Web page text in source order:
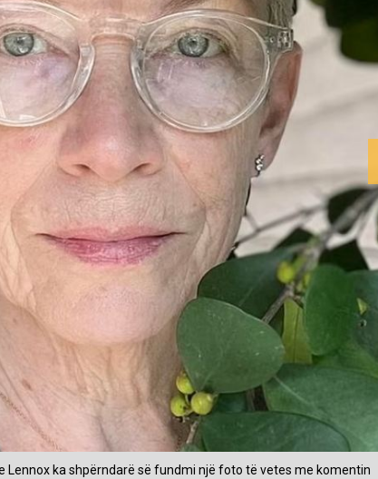
Lennox ka shpërndarë së fundmi një foto të vetes me komentin